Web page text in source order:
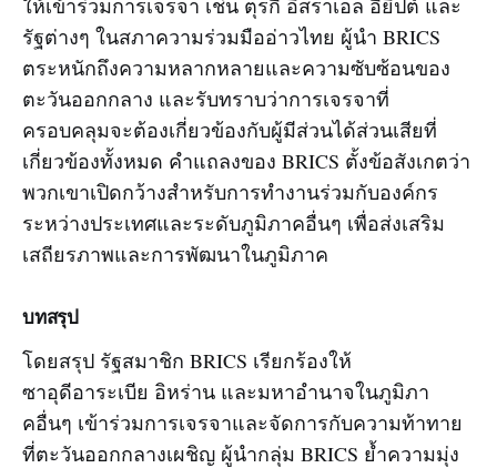
รัฐต่างๆ ในสภาความร่วมมืออ่าวไทย ผู้นำ BRICS
ตระหนักถึงความหลากหลายและความซับซ้อนของ
ตะวันออกกลาง และรับทราบว่าการเจรจาที่
ครอบคลุมจะต้องเกี่ยวข้องกับผู้มีส่วนได้ส่วนเสียที่
เกี่ยวข้องทั้งหมด คำแถลงของ BRICS ตั้งข้อสังเกตว่า
พวกเขาเปิดกว้างสำหรับการทำงานร่วมกับองค์กร
ระหว่างประเทศและระดับภูมิภาคอื่นๆ เพื่อส่งเสริม
เสถียรภาพและการพัฒนาในภูมิภาค
บทสรุป
โดยสรุป รัฐสมาชิก BRICS เรียกร้องให้
ซาอุดีอาระเบีย อิหร่าน และมหาอำนาจในภูมิภา
คอื่นๆ เข้าร่วมการเจรจาและจัดการกับความท้าทาย
ที่ตะวันออกกลางเผชิญ ผู้นำกลุ่ม BRICS ย้ำความมุ่ง